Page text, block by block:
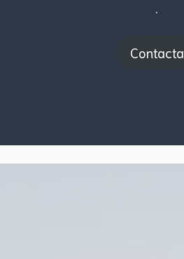
.
Contacta